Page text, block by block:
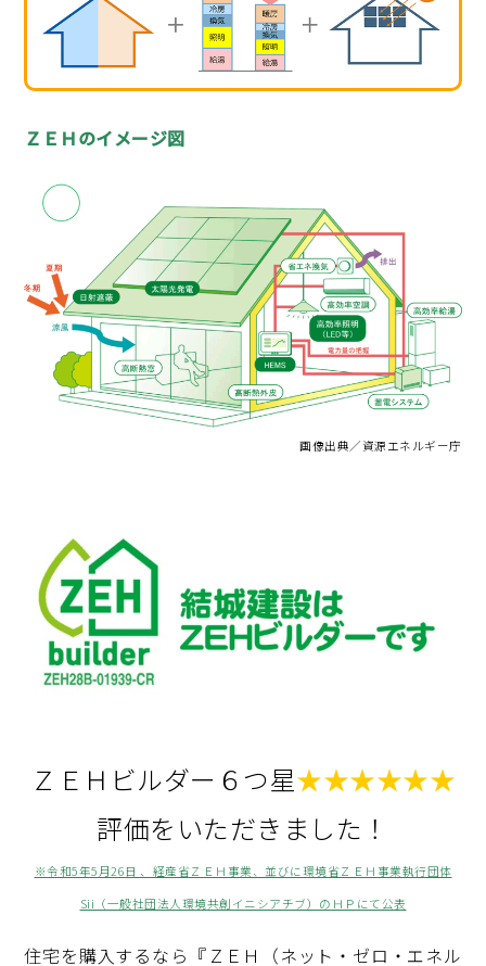
ＺＥＨのイメージ図
画像出典／資源エネルギー庁
ＺＥＨビルダー６つ星★★★★★★
評価をいただきました！
※令和5年5月26日 、経産省ＺＥＨ事業、並びに環境省ＺＥＨ事業執行団体
Sii（一般社団法人環境共創イニシアチブ）のＨＰにて公表
住宅を購入するなら『ＺＥＨ（ネット・ゼロ・エネル